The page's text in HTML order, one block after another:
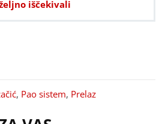
iščekivali
, Pao sistem, Prelaz